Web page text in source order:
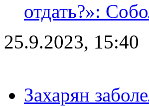
отдать?»:
25.9.2023, 15:40
Захарян